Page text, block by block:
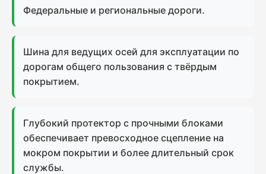
Федеральные и региональные дороги.
Шина для ведущих осей для эксплуатации по
дорогам общего пользования с твёрдым
покрытием.
Глубокий протектор с прочными блоками
обеспечивает превосходное сцепление на
мокром покрытии и более длительный срок
службы.